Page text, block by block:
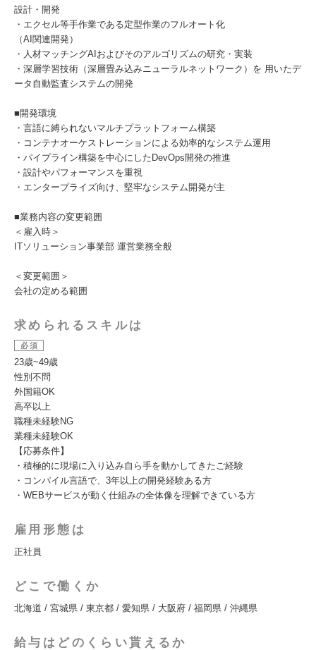
設計・開発
・エクセル等手作業である定型作業のフルオート化
（AI関連開発）
・人材マッチングAIおよびそのアルゴリズムの研究・実装
・深層学習技術（深層畳み込みニューラルネットワーク）を 用いたデ
ータ自動監査システムの開発
■開発環境
・言語に縛られないマルチプラットフォーム構築
・コンテナオーケストレーションによる効率的なシステム運用
・パイプライン構築を中心にしたDevOps開発の推進
・設計やパフォーマンスを重視
・エンタープライズ向け、堅牢なシステム開発が主
■業務内容の変更範囲
＜雇入時＞
ITソリューション事業部 運営業務全般
＜変更範囲＞
会社の定める範囲
求められるスキルは
必須
23歳~49歳
性別不問
外国籍OK
高卒以上
職種未経験NG
業種未経験OK
【応募条件】
・積極的に現場に入り込み自ら手を動かしてきたご経験
・コンパイル言語で、3年以上の開発経験ある方
・WEBサービスが動く仕組みの全体像を理解できている方
雇用形態は
正社員
どこで働くか
北海道 / 宮城県 / 東京都 / 愛知県 / 大阪府 / 福岡県 / 沖縄県
給与はどのくらい貰えるか